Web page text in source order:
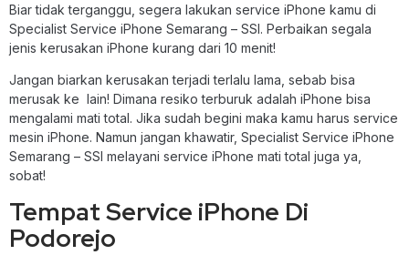
Biar tidak terganggu, segera lakukan service iPhone kamu di
Specialist Service iPhone Semarang – SSI. Perbaikan segala
jenis kerusakan iPhone kurang dari 10 menit!
Jangan biarkan kerusakan terjadi terlalu lama, sebab bisa
merusak ke lain! Dimana resiko terburuk adalah iPhone bisa
mengalami mati total. Jika sudah begini maka kamu harus service
mesin iPhone. Namun jangan khawatir, Specialist Service iPhone
Semarang – SSI melayani service iPhone mati total juga ya,
sobat!
Tempat Service iPhone Di
Podorejo